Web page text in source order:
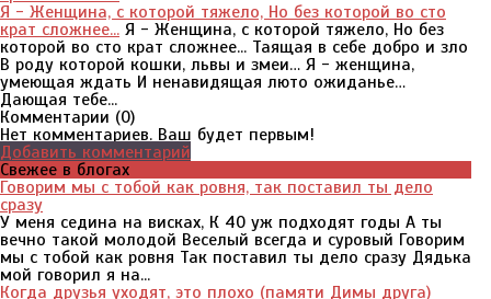
Я - Женщина, с которой тяжело, Но без которой во сто
крат сложнее... Я - Женщина, с которой тяжело, Но без
которой во сто крат сложнее... Таящая в себе добро и зло
В роду которой кошки, львы и змеи… Я - женщина,
умеющая ждать И ненавидящая люто ожиданье…
Дающая тебе...
Комментарии (0)
Нет комментариев. Ваш будет первым!
Добавить комментарий
Свежее в блогах
Говорим мы с тобой как ровня, так поставил ты дело
сразу
У меня седина на висках, К 40 уж подходят годы А ты
вечно такой молодой Веселый всегда и суровый Говорим
мы с тобой как ровня Так поставил ты дело сразу Дядька
мой говорил я на...
Когда друзья уходят, это плохо (памяти Димы друга)